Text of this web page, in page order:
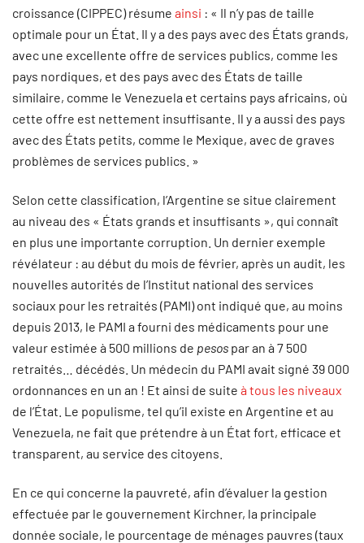
croissance (CIPPEC) résume ainsi : « Il n’y pas de taille
optimale pour un État. Il y a des pays avec des États grands,
avec une excellente offre de services publics, comme les
pays nordiques, et des pays avec des États de taille
similaire, comme le Venezuela et certains pays africains, où
cette offre est nettement insuffisante. Il y a aussi des pays
avec des États petits, comme le Mexique, avec de graves
problèmes de services publics. »
Selon cette classification, l’Argentine se situe clairement
au niveau des « États grands et insuffisants », qui connaît
en plus une importante corruption. Un dernier exemple
révélateur : au début du mois de février, après un audit, les
nouvelles autorités de l’Institut national des services
sociaux pour les retraités (PAMI) ont indiqué que, au moins
depuis 2013, le PAMI a fourni des médicaments pour une
valeur estimée à 500 millions de pesos par an à 7 500
retraités… décédés. Un médecin du PAMI avait signé 39 000
ordonnances en un an ! Et ainsi de suite à tous les niveaux
de l’État. Le populisme, tel qu’il existe en Argentine et au
Venezuela, ne fait que prétendre à un État fort, efficace et
transparent, au service des citoyens.
En ce qui concerne la pauvreté, afin d’évaluer la gestion
effectuée par le gouvernement Kirchner, la principale
donnée sociale, le pourcentage de ménages pauvres (taux